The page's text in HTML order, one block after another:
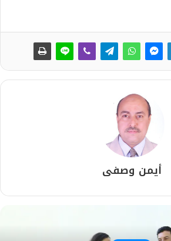
أيمن وصفى